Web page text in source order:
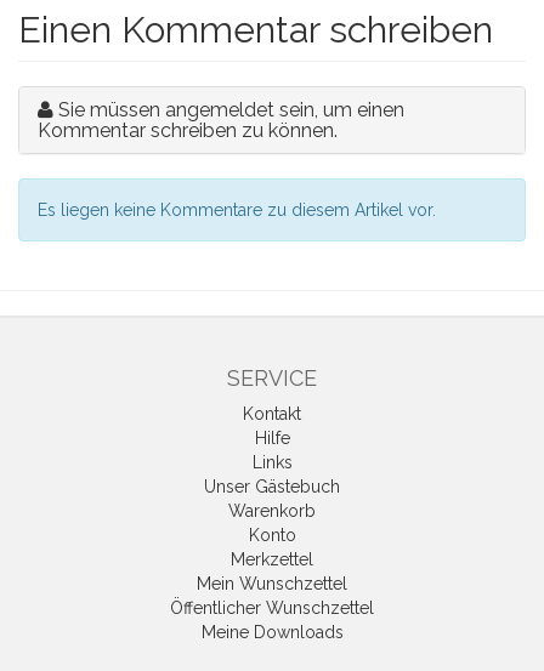
Einen Kommentar schreiben
Sie müssen angemeldet sein, um einen
Kommentar schreiben zu können.
Es liegen keine Kommentare zu diesem Artikel vor.
SERVICE
Kontakt
Hilfe
Links
Unser Gästebuch
Warenkorb
Konto
Merkzettel
Mein Wunschzettel
Öffentlicher Wunschzettel
Meine Downloads